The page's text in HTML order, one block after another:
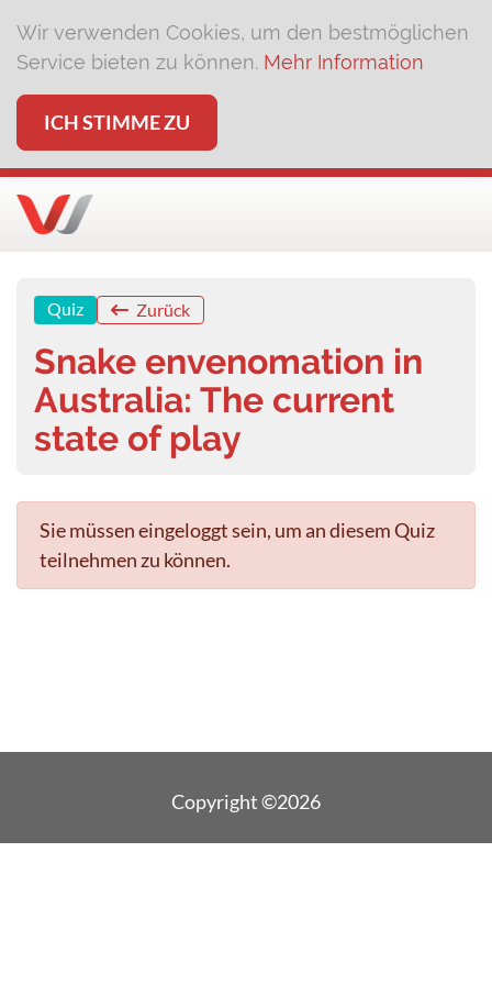
Wir verwenden Cookies, um den bestmöglichen
Service bieten zu können. Mehr Information
ICH STIMME ZU
Quiz Zurück
Snake envenomation in
Australia: The current
state of play
Sie müssen eingeloggt sein, um an diesem Quiz
teilnehmen zu können.
Copyright ©2026